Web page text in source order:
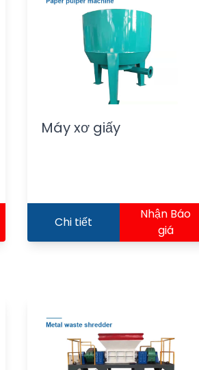
Máy xơ giấy
Chi tiết
Nhận Báo
giá